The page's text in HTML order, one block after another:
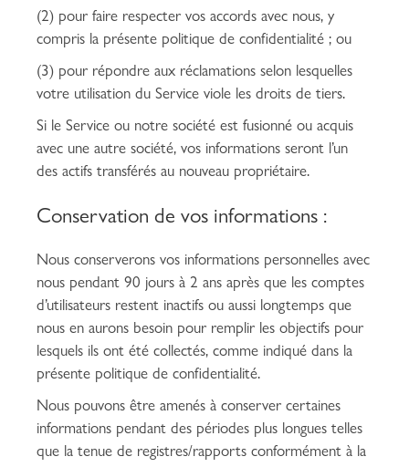
(2) pour faire respecter vos accords avec nous, y
compris la présente politique de confidentialité ; ou
(3) pour répondre aux réclamations selon lesquelles
votre utilisation du Service viole les droits de tiers.
Si le Service ou notre société est fusionné ou acquis
avec une autre société, vos informations seront l’un
des actifs transférés au nouveau propriétaire.
Conservation de vos informations :
Nous conserverons vos informations personnelles avec
nous pendant 90 jours à 2 ans après que les comptes
d’utilisateurs restent inactifs ou aussi longtemps que
nous en aurons besoin pour remplir les objectifs pour
lesquels ils ont été collectés, comme indiqué dans la
présente politique de confidentialité.
Nous pouvons être amenés à conserver certaines
informations pendant des périodes plus longues telles
que la tenue de registres/rapports conformément à la